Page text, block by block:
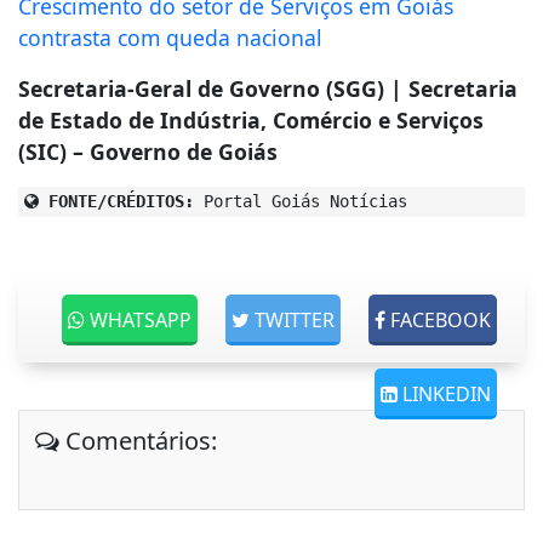
Crescimento do setor de Serviços em Goiás
contrasta com queda nacional
Secretaria-Geral de Governo (SGG) | Secretaria
de Estado de Indústria, Comércio e Serviços
(SIC) – Governo de Goiás
FONTE/CRÉDITOS: Portal Goiás Notícias
FACEBOOK
TWITTER
WHATSAPP
LINKEDIN
Comentários: